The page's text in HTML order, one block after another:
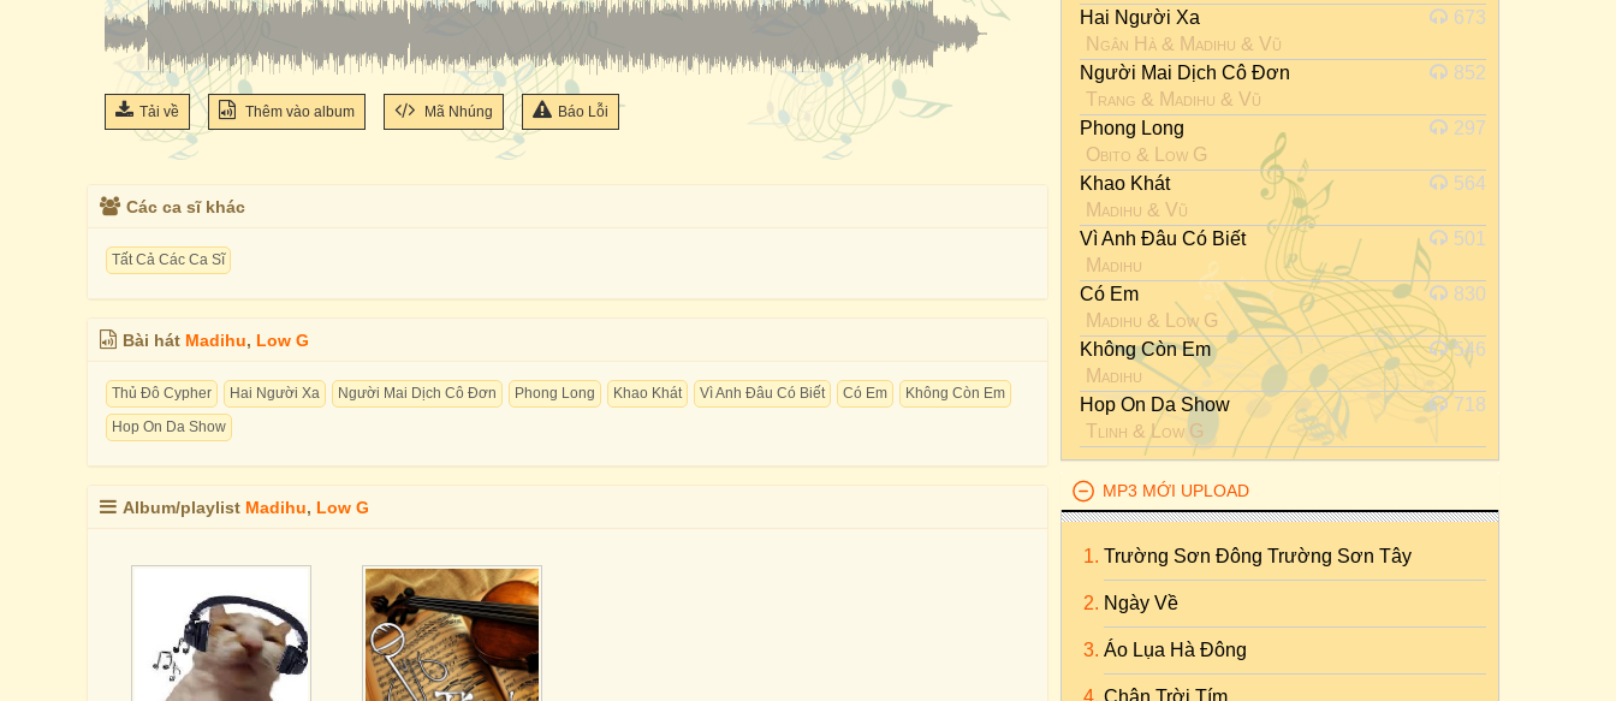
Tải về Thêm vào album Mã Nhúng Báo Lỗi
Các ca sĩ khác
Tất Cả Các Ca Sĩ
Bài hát Madihu, Low G
Thủ Đô Cypher Hai Người Xa Người Mai Dịch Cô Đơn Phong Long Khao Khát Vì Anh Đâu Có Biết Có Em
Không Còn Em
Hop On Da Show
Album/playlist Madihu, Low G
Hai Người Xa
Ngân Hà & Madihu & Vũ
673
Người Mai Dịch Cô Đơn
Trang & Madihu & Vũ
852
Phong Long
Obito & Low G
297
Khao Khát
Madihu & Vũ
564
Vì Anh Đâu Có Biết
Madihu
501
Có Em
Madihu & Low G
830
Không Còn Em
Madihu
546
Hop On Da Show
Tlinh & Low G
718
MP3 MỚI UPLOAD
Trường Sơn Đông Trường Sơn Tây
Ngày Về
Áo Lụa Hà Đông
Chân Trời Tím